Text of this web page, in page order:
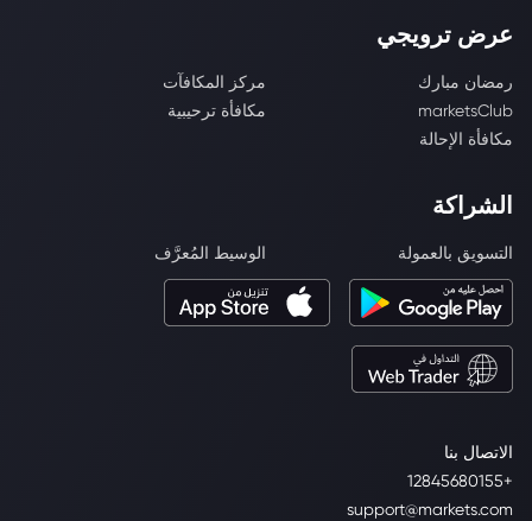
الاتصال بنا
+12845680155
support@markets.com
عرض ترويجي
رمضان مبارك
مركز المكافآت
marketsClub
مكافأة ترحيبية
مكافأة الإحالة
الشراكة
التسويق بالعمولة الوسيط المُعرَّف